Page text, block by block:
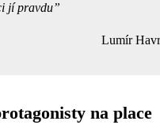
jí pravdu
Lumír
na place